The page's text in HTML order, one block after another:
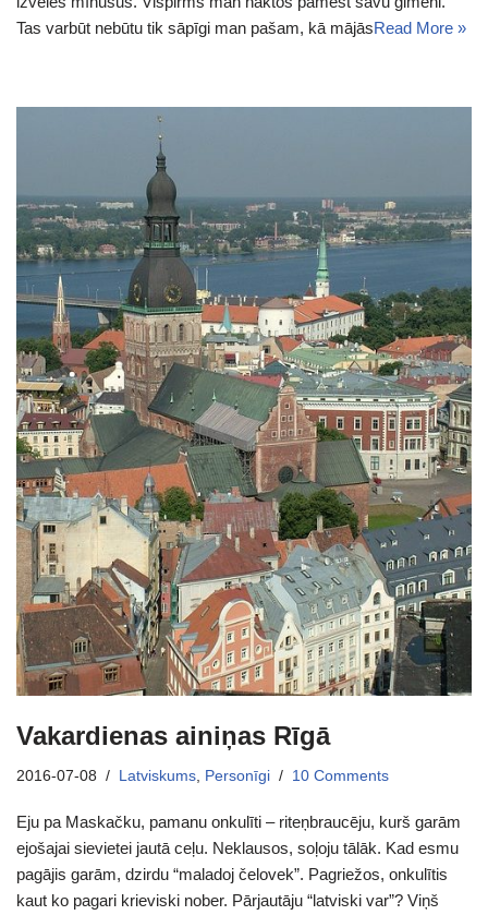
Tas varbūt nebūtu tik sāpīgi man pašam, kā mājāsRead More »
Vakardienas ainiņas Rīgā
2016-07-08 Latviskums Personīgi 10 Comments
Eju pa Maskačku, pamanu onkulīti – riteņbraucēju, kurš garām
ejošajai sievietei jautā ceļu. Neklausos, soļoju tālāk. Kad esmu
pagājis garām, dzirdu “maladoj čelovek”. Pagriežos, onkulītis
kaut ko pagari krieviski nober. Pārjautāju “latviski var”? Viņš